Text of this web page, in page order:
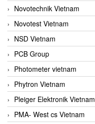
Novotechnik Vietnam
Novotest Vietnam
NSD Vietnam
PCB Group
Photometer vietnam
Phytron Vietnam
Pleiger Elektronik Vietnam
PMA- West cs Vietnam